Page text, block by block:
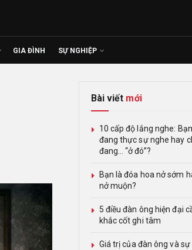
GIA ĐÌNH SỰ NGHIỆP
Bài viết mới
10 cấp độ lắng nghe: Bạn
đang thực sự nghe hay
đang… “ở đó”?
Bạn là đóa hoa nở sớm
nở muộn?
5 điều đàn ông hiện đại
khắc cốt ghi tâm
Giá trị của đàn ông và sự